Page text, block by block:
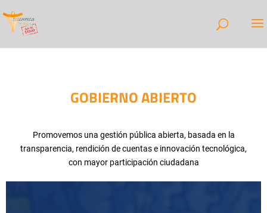
GOBIERNO ABIERTO
Promovemos una gestión pública abierta, basada en la
transparencia, rendición de cuentas e innovación tecnológica,
con mayor participación ciudadana